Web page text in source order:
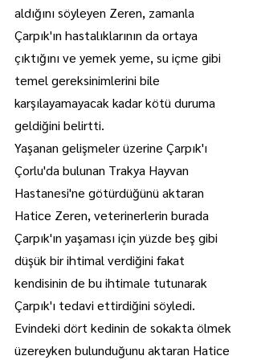
aldığını söyleyen Zeren, zamanla
Çarpık'ın hastalıklarının da ortaya
çıktığını ve yemek yeme, su içme gibi
temel gereksinimlerini bile
karşılayamayacak kadar kötü duruma
geldiğini belirtti.
Yaşanan gelişmeler üzerine Çarpık'ı
Çorlu'da bulunan Trakya Hayvan
Hastanesi'ne götürdüğünü aktaran
Hatice Zeren, veterinerlerin burada
Çarpık'ın yaşaması için yüzde beş gibi
düşük bir ihtimal verdiğini fakat
kendisinin de bu ihtimale tutunarak
Çarpık'ı tedavi ettirdiğini söyledi.
Evindeki dört kedinin de sokakta ölmek
üzereyken bulunduğunu aktaran Hatice